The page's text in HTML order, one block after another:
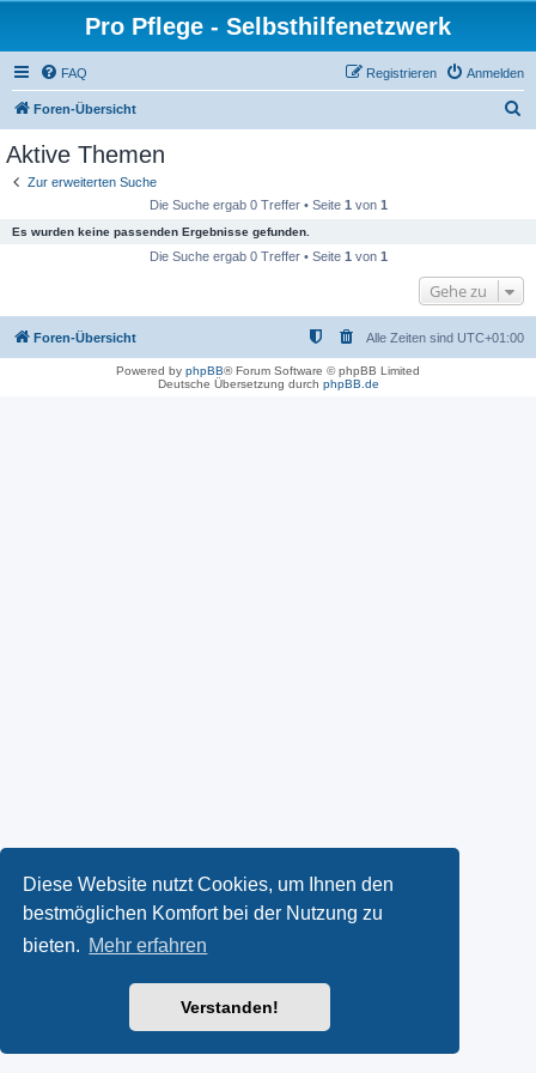
Diese Website nutzt Cookies, um Ihnen den
bestmöglichen Komfort bei der Nutzung zu
bieten. Mehr erfahren
Verstanden!
Pro Pflege - Selbsthilfenetzwerk
FAQ Anmelden
Registrieren
Foren-Übersicht
Aktive Themen
Zur erweiterten Suche
Die Suche ergab 0 Treffer • Seite 1 von 1
Es wurden keine passenden Ergebnisse gefunden.
Die Suche ergab 0 Treffer • Seite 1 von 1
Gehe zu
Foren-Übersicht Alle Zeiten sind UTC+01:00
Powered by phpBB® Forum Software © phpBB Limited
Deutsche Übersetzung durch phpBB.de